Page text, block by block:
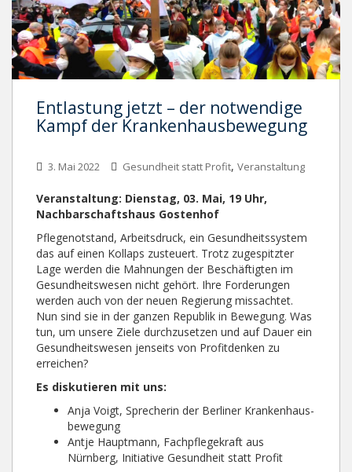
Entlastung jetzt – der notwendige
Kampf der Krankenhausbewegung
3. Mai 2022 Gesundheit statt Profit, Veranstaltung
Veranstaltung: Dienstag, 03. Mai, 19 Uhr,
Nachbarschaftshaus Gostenhof
Pflegenotstand, Arbeitsdruck, ein Gesundheitssystem
das auf einen Kollaps zusteuert. Trotz zugespitzter
Lage werden die Mahnungen der Be­schäf­tig­ten im
Gesundheitswesen nicht gehört. Ihre For­de­run­gen
werden auch von der neu­en Re­gie­rung missachtet.
Nun sind sie in der ganzen Republik in Be­we­­gung. Was
tun, um un­se­re Ziele durch­zuset­zen und auf Dauer ein
Ge­­sund­heits­wesen jen­seits von Pro­fit­den­ken zu
erreichen?
Es diskutieren mit uns:
Anja Voigt, Sprecherin der Ber­li­ner Kran­ken­haus­
be­we­gung
Antje Hauptmann, Fachpflegekraft aus
Nürnberg, Initiative Gesundheit statt Profit